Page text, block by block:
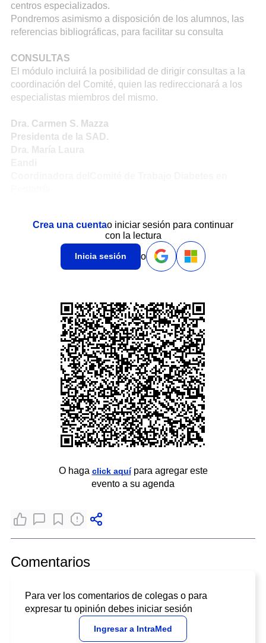
centros especializados.
Pondremos asimismo a disposición de los alumnos, las
referencias bibliográficas, para facilitar su consulta
CONSULTAS
El módulo incluirá la posibilidad de dirigir consultas a la
coordinación del Comité, quien las redireccionará a los
especialistas miembros del mismo.
Dra. Carmen S. Mazza
Presidenta de la SAD.
Dra. María Laura
Crea una cuentao iniciar sesión para continuar
con la lectura
Inicia sesión o
O haga click aquípara agregar este
evento a su agenda
Comentarios
Para ver los comentarios de colegas o para
expresar tu opinión debes iniciar sesión
Ingresar a IntraMed